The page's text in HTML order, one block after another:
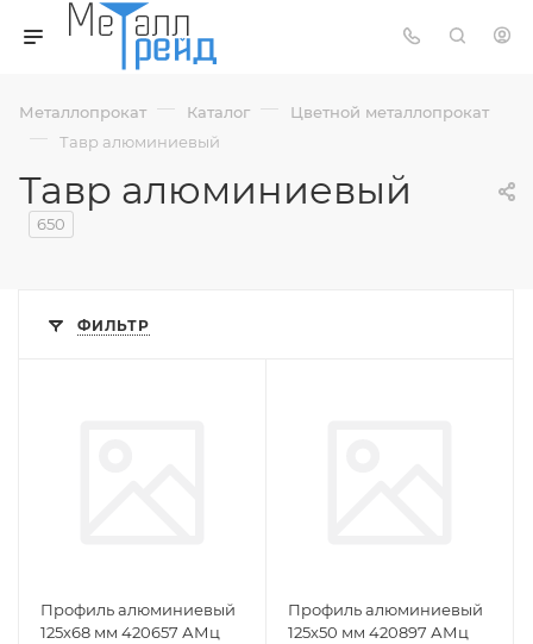
Металлопрокат — Каталог — Цветной металлопрокат
— Тавр алюминиевый
Тавр алюминиевый
650
ФИЛЬТР
Профиль алюминиевый
125х68 мм 420657 АМц
Профиль алюминиевый
125х50 мм 420897 АМц